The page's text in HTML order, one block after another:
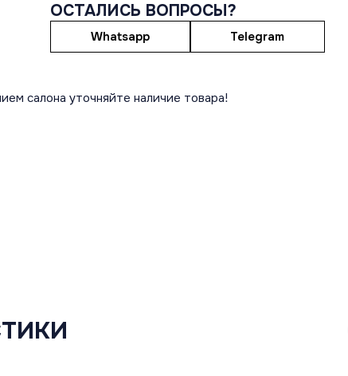
ОСТАЛИСЬ ВОПРОСЫ?
Whatsapp Telegram
салона уточняйте наличие товара!